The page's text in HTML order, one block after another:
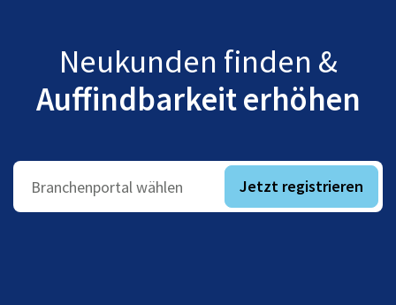
Neukunden finden &
Auffindbarkeit erhöhen
Branchenportal wählen Jetzt registrieren